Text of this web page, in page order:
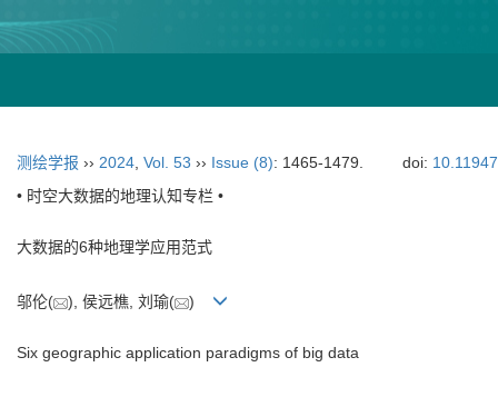
测绘学报 ›› 2024 Vol. 53 ›› Issue (8): 1465-1479. doi:
• 时空大数据的地理认知专栏 •
大数据的6种地理学应用范式
邬伦( ), 侯远樵, 刘瑜( )
Six geographic application paradigms of big data